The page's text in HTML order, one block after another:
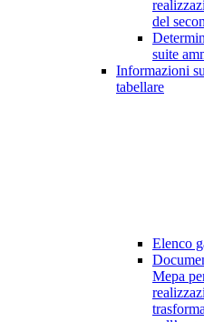
del
suite
Informazioni
tabellare
Elenco
Mepa